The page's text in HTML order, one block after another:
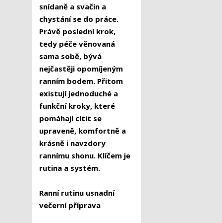
snídaně a svačin a
chystání se do práce.
Právě poslední krok,
tedy péče věnovaná
sama sobě, bývá
nejčastěji opomíjeným
ranním bodem. Přitom
existují jednoduché a
funkční kroky, které
pomáhají cítit se
upraveně, komfortně a
krásně i navzdory
rannímu shonu. Klíčem je
rutina a systém.
Ranní rutinu usnadní
večerní příprava